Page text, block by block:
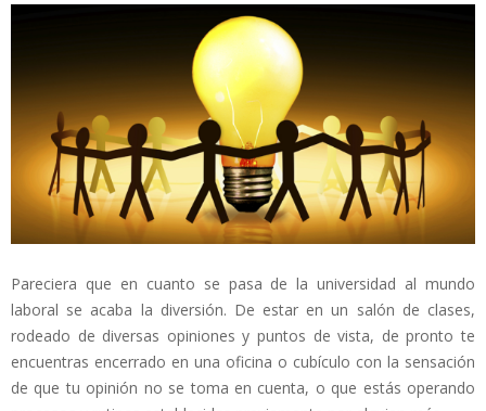
Pareciera que en cuanto se pasa de la universidad al mundo
laboral se acaba la diversión. De estar en un salón de clases,
rodeado de diversas opiniones y puntos de vista, de pronto te
encuentras encerrado en una oficina o cubículo con la sensación
de que tu opinión no se toma en cuenta, o que estás operando